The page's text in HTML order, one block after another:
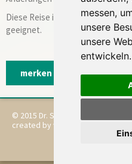
messen,
unsere
unsere
entwickeln.
Diese Reise ist nicht für Gäste
geeignet.
merken buchen
© 2015 Dr. Seick Kultur- und
created by vistabus